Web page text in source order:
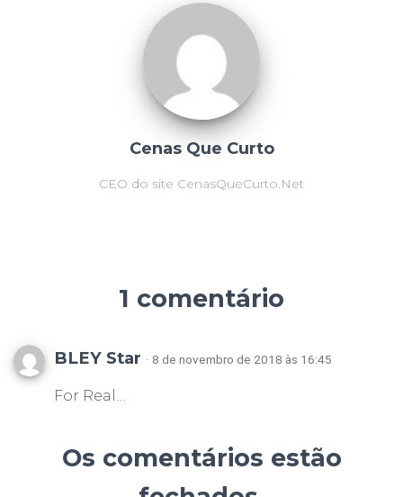
Cenas Que Curto
CEO do site CenasQueCurto.Net
1 comentário
BLEY Star · 8 de novembro de 2018 às 16:45
For Real…
Os comentários estão